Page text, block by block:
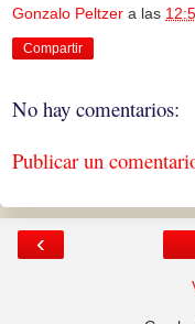
Gonzalo Peltzer a las
Compartir
No hay comentarios:
Publicar un
‹